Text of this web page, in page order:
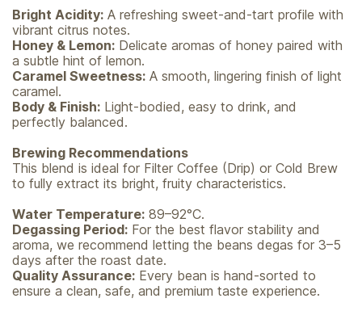
Bright Acidity: A refreshing sweet-and-tart profile with
vibrant citrus notes.
Honey & Lemon: Delicate aromas of honey paired with
a subtle hint of lemon.
Caramel Sweetness: A smooth, lingering finish of light
caramel.
Body & Finish: Light-bodied, easy to drink, and
perfectly balanced.
Brewing Recommendations
This blend is ideal for Filter Coffee (Drip) or Cold Brew
to fully extract its bright, fruity characteristics.
Water Temperature: 89–92°C.
Degassing Period: For the best flavor stability and
aroma, we recommend letting the beans degas for 3–5
days after the roast date.
Quality Assurance: Every bean is hand-sorted to
ensure a clean, safe, and premium taste experience.